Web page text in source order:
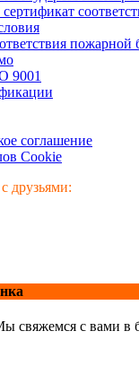
пожарной
9001
соглашение
Cookie
друзьями:
свяжемся с вами в